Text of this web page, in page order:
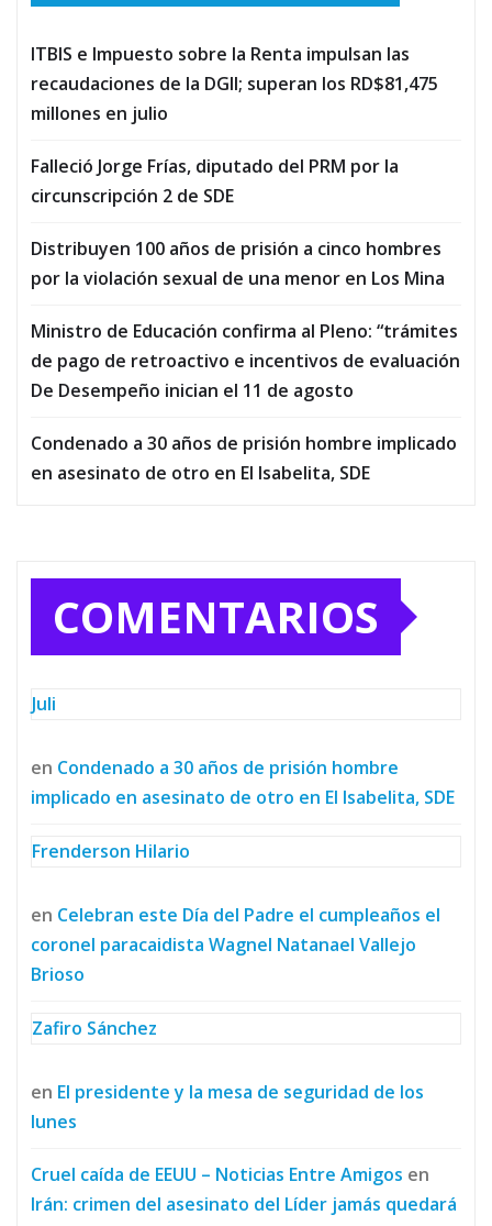
ITBIS e Impuesto sobre la Renta impulsan las
recaudaciones de la DGII; superan los RD$81,475
millones en julio
Falleció Jorge Frías, diputado del PRM por la
circunscripción 2 de SDE
Distribuyen 100 años de prisión a cinco hombres
por la violación sexual de una menor en Los Mina
Ministro de Educación confirma al Pleno: “trámites
de pago de retroactivo e incentivos de evaluación
De Desempeño inician el 11 de agosto
Condenado a 30 años de prisión hombre implicado
en asesinato de otro en El Isabelita, SDE
COMENTARIOS
Juli
en Condenado a 30 años de prisión hombre
implicado en asesinato de otro en El Isabelita, SDE
Frenderson Hilario
en Celebran este Día del Padre el cumpleaños el
coronel paracaidista Wagnel Natanael Vallejo
Brioso
Zafiro Sánchez
en El presidente y la mesa de seguridad de los
lunes
Cruel caída de EEUU – Noticias Entre Amigos en
Irán: crimen del asesinato del Líder jamás quedará